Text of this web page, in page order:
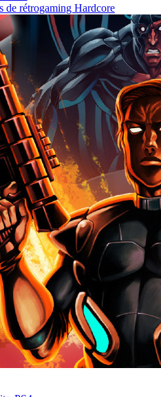
de rétrogaming Hardcore